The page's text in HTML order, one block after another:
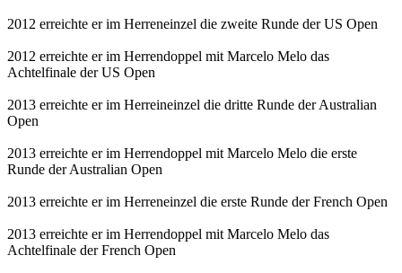
2012 erreichte er im Herreneinzel die zweite Runde der US Open
2012 erreichte er im Herrendoppel mit Marcelo Melo das
Achtelfinale der US Open
2013 erreichte er im Herreineinzel die dritte Runde der Australian
Open
2013 erreichte er im Herrendoppel mit Marcelo Melo die erste
Runde der Australian Open
2013 erreichte er im Herreneinzel die erste Runde der French Open
2013 erreichte er im Herrendoppel mit Marcelo Melo das
Achtelfinale der French Open